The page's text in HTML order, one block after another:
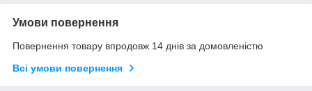
Умови повернення
Повернення товару впродовж 14 днів за домовленістю
Всі умови повернення